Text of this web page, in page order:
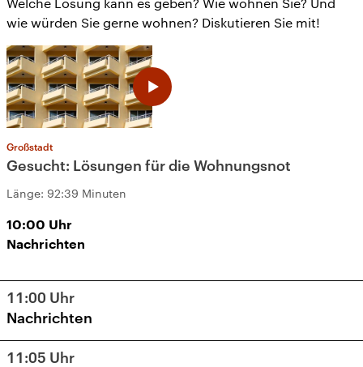
wie würden Sie gerne wohnen? Diskutieren Sie mit!
Großstadt
Gesucht: Lösungen für die Wohnungsnot
Länge: 92:39 Minuten
10:00 Uhr
Nachrichten
11:00 Uhr
Nachrichten
11:05 Uhr